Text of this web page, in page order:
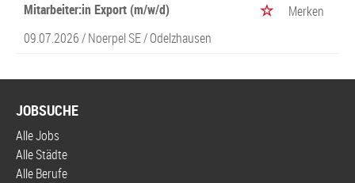
Mitarbeiter:in Export (m/w/d)
Merken
09.07.2026 /Noerpel SE/ Odelzhausen
JOBSUCHE
Alle Jobs
Alle Städte
Alle Berufe